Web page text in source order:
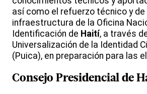
así como el refuerzo técnico y de
infraestructura de la Oficina
Identificación de Haití, a través
Universalización de la Identidad
(Puica), en preparación para las
Consejo Presidencial de